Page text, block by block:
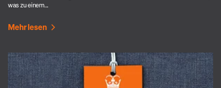
was zu einem...
Mehr lesen